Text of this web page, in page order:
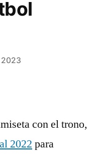
con el trono,
2022 para